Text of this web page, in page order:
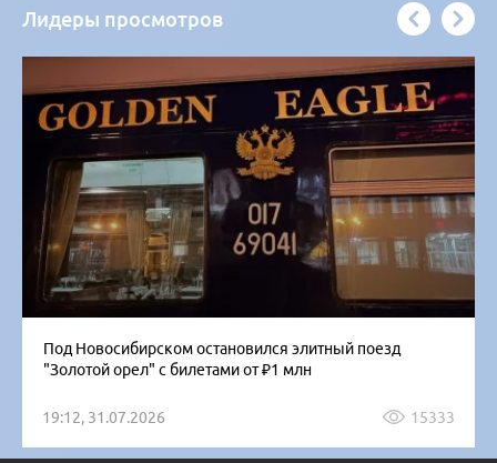
Лидеры просмотров
Под Новосибирском остановился элитный поезд
"Золотой орел" с билетами от ₽1 млн
19:12, 31.07.2026 15333